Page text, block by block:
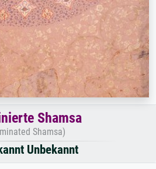
Shamsa
Shamsa)
Unbekannt